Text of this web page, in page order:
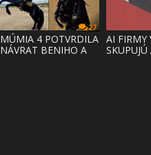
27
MÚMIA 4 POTVRDILA
NÁVRAT BENIHO A
AI FIRMY